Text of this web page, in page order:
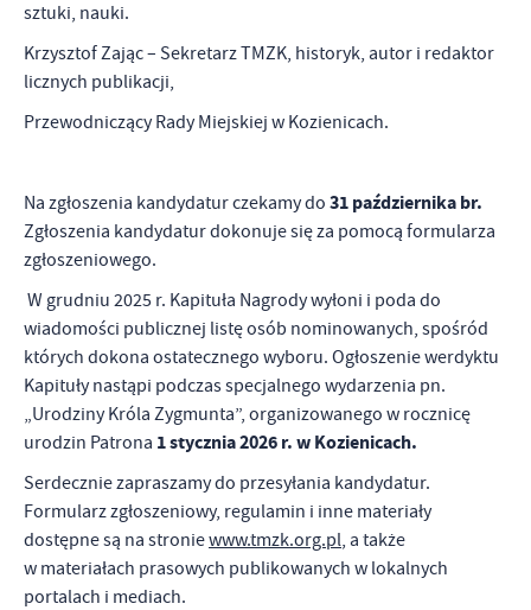
sztuki, nauki.
Krzysztof Zając – Sekretarz TMZK, historyk, autor i redaktor
licznych publikacji,
Przewodniczący Rady Miejskiej w Kozienicach.
Na zgłoszenia kandydatur czekamy do 31 października br.
Zgłoszenia kandydatur dokonuje się za pomocą formularza
zgłoszeniowego.
W grudniu 2025 r. Kapituła Nagrody wyłoni i poda do
wiadomości publicznej listę osób nominowanych, spośród
których dokona ostatecznego wyboru. Ogłoszenie werdyktu
Kapituły nastąpi podczas specjalnego wydarzenia pn.
„Urodziny Króla Zygmunta”, organizowanego w rocznicę
urodzin Patrona 1 stycznia 2026 r. w Kozienicach.
Serdecznie zapraszamy do przesyłania kandydatur.
Formularz zgłoszeniowy, regulamin i inne materiały
dostępne są na stroniewww.tmzk.org.pl, a także
w materiałach prasowych publikowanych w lokalnych
portalach i mediach.